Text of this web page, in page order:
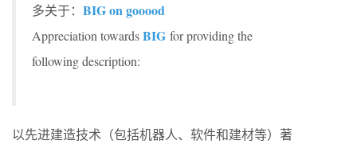
多关于： BIG on gooood
Appreciation towardsBIG for providing the
following description:
以先进建造技术（包括机器人、软件和建材等）著